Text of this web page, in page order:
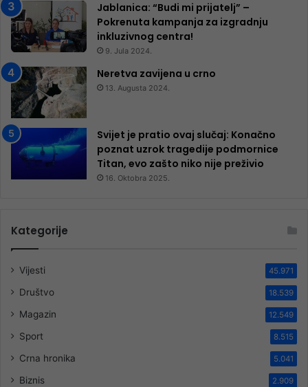
Jablanica: “Budi mi prijatelj” –
Pokrenuta kampanja za izgradnju
inkluzivnog centra!
9. Jula 2024.
Neretva zavijena u crno
13. Augusta 2024.
Svijet je pratio ovaj slučaj: Konačno
poznat uzrok tragedije podmornice
Titan, evo zašto niko nije preživio
16. Oktobra 2025.
Kategorije
Vijesti 45.971
Društvo 18.539
Magazin 12.549
Sport 8.515
Crna hronika 5.041
Biznis 2.909